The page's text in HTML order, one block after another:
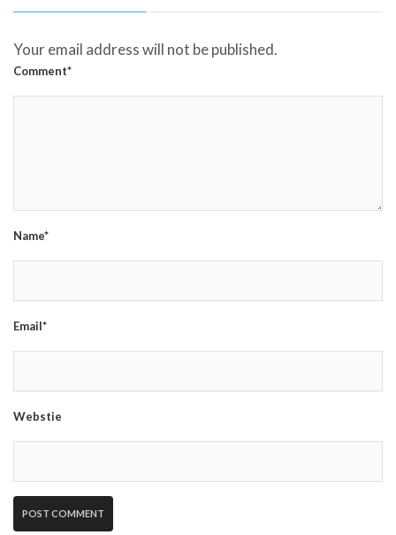
Your email address will not be published.
Comment*
Name*
Email*
Webstie